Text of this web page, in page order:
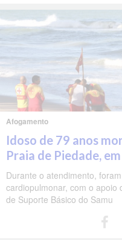
Afogamento
Idoso de 79 anos
Praia de Piedade,
Durante o atendimento,
cardiopulmonar, com o apoio
de Suporte Básico do Samu